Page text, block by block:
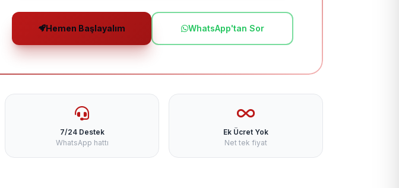
Hemen Başlayalım WhatsApp'tan Sor
7/24 Destek
WhatsApp hattı
Ek Ücret Yok
Net tek fiyat